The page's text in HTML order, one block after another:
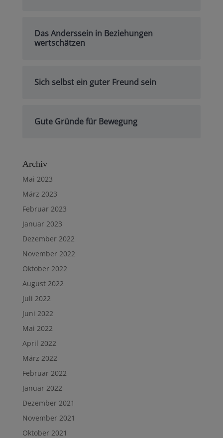
Das Anderssein in Beziehungen
wertschätzen
Sich selbst ein guter Freund sein
Gute Gründe für Bewegung
Archiv
Mai 2023
März 2023
Februar 2023
Januar 2023
Dezember 2022
November 2022
Oktober 2022
August 2022
Juli 2022
Juni 2022
Mai 2022
April 2022
März 2022
Februar 2022
Januar 2022
Dezember 2021
November 2021
Oktober 2021